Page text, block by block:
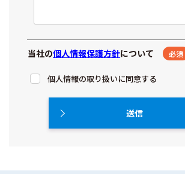
当社の個人情報保護方針について 必須
個人情報の取り扱いに同意する
送信